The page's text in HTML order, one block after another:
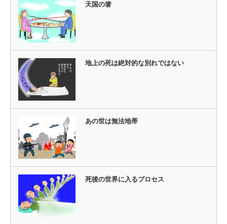
天国の箸
地上の死は絶対的な別れではない
あの世は無法地帯
死後の世界に入るプロセス